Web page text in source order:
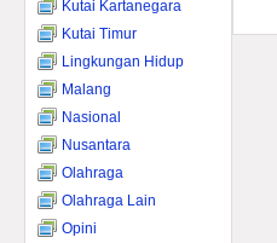
Kutai Kartanegara
Kutai Timur
Lingkungan Hidup
Malang
Nasional
Nusantara
Olahraga
Olahraga Lain
Opini